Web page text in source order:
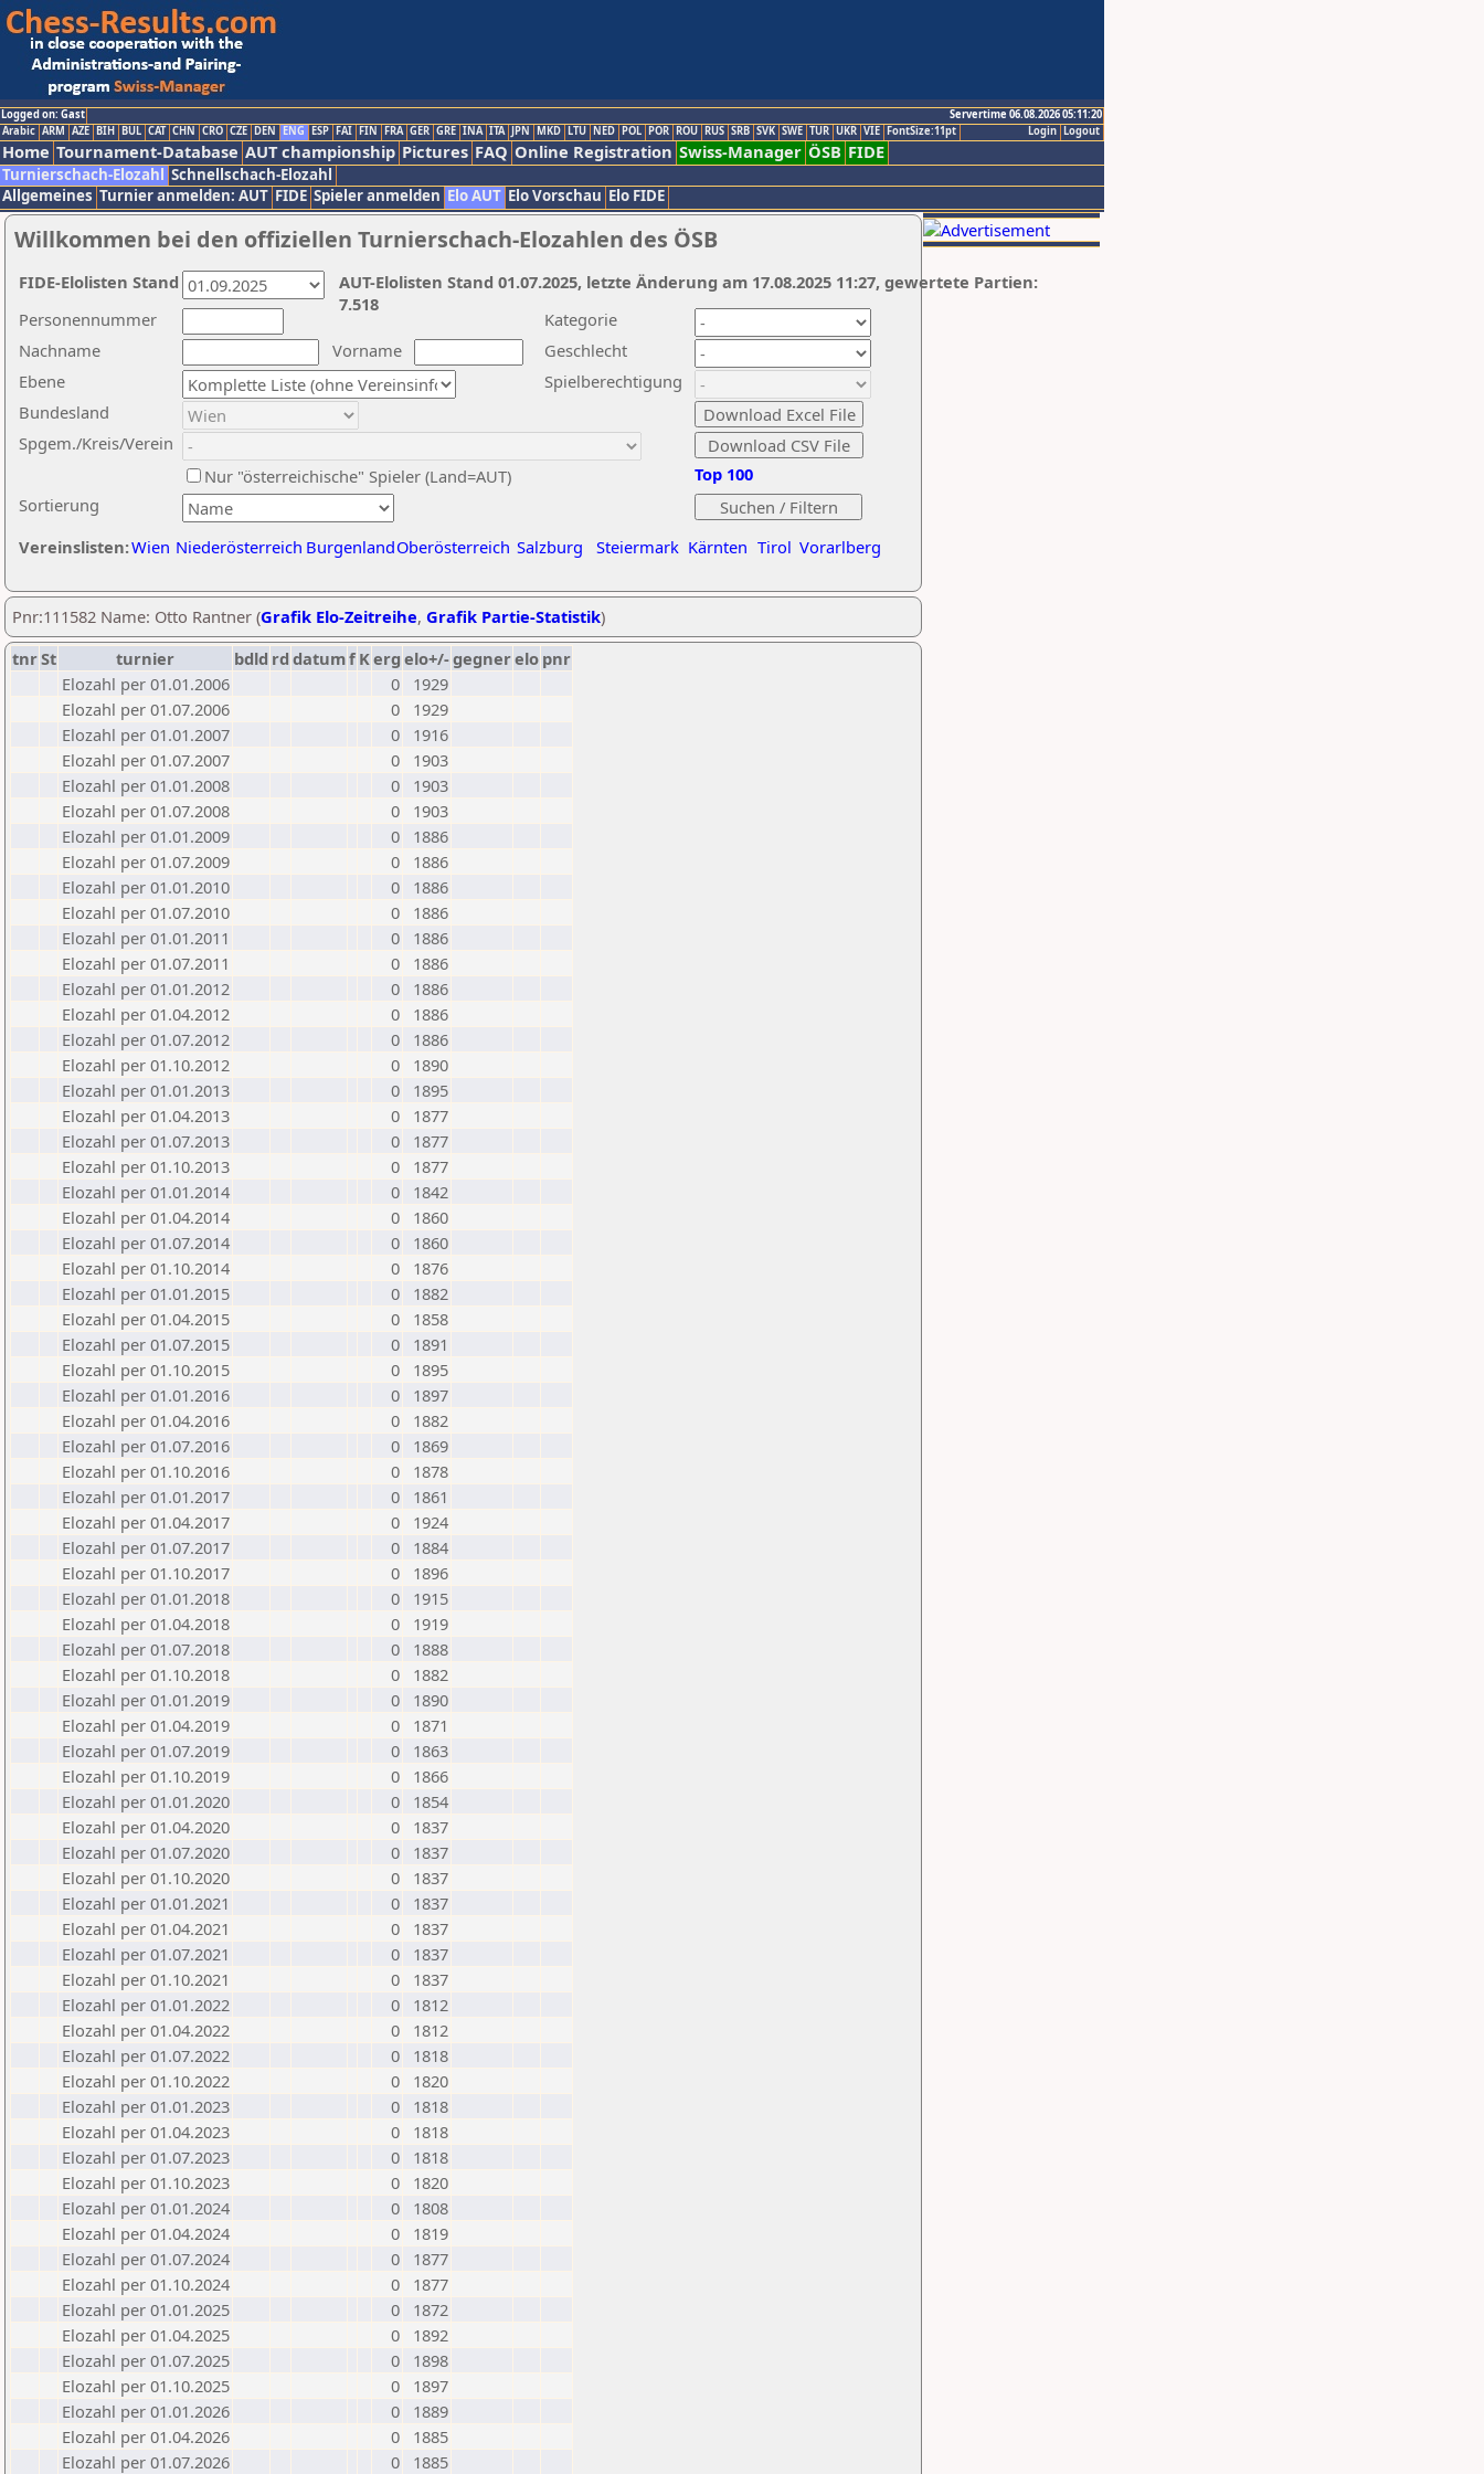
Logged on: Gast
Servertime 06.08.2026 05:11:20
Logout
Login
Arabic ARM AZE BIH BUL CAT CHN CRO CZE DEN ENG ESP FAI FIN FRA GER GRE INA ITA JPN MKD LTU NED POL POR ROU RUS SRB SVK SWE TUR UKR VIE FontSize:11pt
Home Tournament-Database AUT championship Pictures FAQ Online Registration Swiss-Manager ÖSB FIDE
Turnierschach-Elozahl Schnellschach-Elozahl
Allgemeines Turnier anmelden: AUT FIDE Spieler anmelden Elo AUT Elo Vorschau Elo FIDE
Willkommen bei den offiziellen Turnierschach-Elozahlen des ÖSB
Nachname
Vorname
Ebene
Kategorie
Sortierung
Personennummer
Bundesland
Spgem./Kreis/Verein
Geschlecht
Nur "österreichische" Spieler (Land=AUT)
Spielberechtigung
Vereinslisten:Wien Niederösterreich BurgenlandOberösterreich Salzburg Steiermark Kärnten Tirol Vorarlberg
Top 100
AUT-Elolisten Stand 01.07.2025, letzte Änderung am 17.08.2025 11:27, gewertete Partien:
7.518
FIDE-Elolisten Stand
Pnr:111582 Name: Otto Rantner (Grafik Elo-Zeitreihe, Grafik Partie-Statistik)
tnrSt turnier bdld rd datumf Kerg elo+/-gegnerelo pnr
Elozahl per 01.01.2006
0
1929
Elozahl per 01.07.2006
0
1929
Elozahl per 01.01.2007
0
1916
Elozahl per 01.07.2007
0
1903
Elozahl per 01.01.2008
0
1903
Elozahl per 01.07.2008
0
1903
Elozahl per 01.01.2009
0
1886
Elozahl per 01.07.2009
0
1886
Elozahl per 01.01.2010
0
1886
Elozahl per 01.07.2010
0
1886
Elozahl per 01.01.2011
0
1886
Elozahl per 01.07.2011
0
1886
Elozahl per 01.01.2012
0
1886
Elozahl per 01.04.2012
0
1886
Elozahl per 01.07.2012
0
1886
Elozahl per 01.10.2012
0
1890
Elozahl per 01.01.2013
0
1895
Elozahl per 01.04.2013
0
1877
Elozahl per 01.07.2013
0
1877
Elozahl per 01.10.2013
0
1877
Elozahl per 01.01.2014
0
1842
Elozahl per 01.04.2014
0
1860
Elozahl per 01.07.2014
0
1860
Elozahl per 01.10.2014
0
1876
Elozahl per 01.01.2015
0
1882
Elozahl per 01.04.2015
0
1858
Elozahl per 01.07.2015
0
1891
Elozahl per 01.10.2015
0
1895
Elozahl per 01.01.2016
0
1897
Elozahl per 01.04.2016
0
1882
Elozahl per 01.07.2016
0
1869
Elozahl per 01.10.2016
0
1878
Elozahl per 01.01.2017
0
1861
Elozahl per 01.04.2017
0
1924
Elozahl per 01.07.2017
0
1884
Elozahl per 01.10.2017
0
1896
Elozahl per 01.01.2018
0
1915
Elozahl per 01.04.2018
0
1919
Elozahl per 01.07.2018
0
1888
Elozahl per 01.10.2018
0
1882
Elozahl per 01.01.2019
0
1890
Elozahl per 01.04.2019
0
1871
Elozahl per 01.07.2019
0
1863
Elozahl per 01.10.2019
0
1866
Elozahl per 01.01.2020
0
1854
Elozahl per 01.04.2020
0
1837
Elozahl per 01.07.2020
0
1837
Elozahl per 01.10.2020
0
1837
Elozahl per 01.01.2021
0
1837
Elozahl per 01.04.2021
0
1837
Elozahl per 01.07.2021
0
1837
Elozahl per 01.10.2021
0
1837
Elozahl per 01.01.2022
0
1812
Elozahl per 01.04.2022
0
1812
Elozahl per 01.07.2022
0
1818
Elozahl per 01.10.2022
0
1820
Elozahl per 01.01.2023
0
1818
Elozahl per 01.04.2023
0
1818
Elozahl per 01.07.2023
0
1818
Elozahl per 01.10.2023
0
1820
Elozahl per 01.01.2024
0
1808
Elozahl per 01.04.2024
0
1819
Elozahl per 01.07.2024
0
1877
Elozahl per 01.10.2024
0
1877
Elozahl per 01.01.2025
0
1872
Elozahl per 01.04.2025
0
1892
Elozahl per 01.07.2025
0
1898
Elozahl per 01.10.2025
0
1897
Elozahl per 01.01.2026
0
1889
Elozahl per 01.04.2026
0
1885
Elozahl per 01.07.2026
0 1885